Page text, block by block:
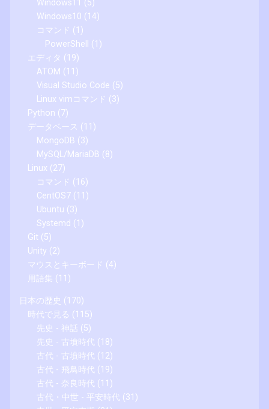
Windows11
(5)
Windows10 (14)
コマンド (1)
PowerShell
(1)
エディタ (19)
ATOM (11)
Visual Studio Code (5)
Linux vimコマンド (3)
Python (7)
データベース (11)
MongoDB (3)
MySQL/MariaDB (8)
Linux (27)
コマンド (16)
CentOS7(11)
Ubuntu (3)
Systemd (1)
Git (5)
Unity (2)
マウスとキーボード (4)
用語集 (11)
日本の歴史 (170)
時代で見る (115)
先史 - 神話 (5)
先史 - 古墳時代 (18)
古代 - 古墳時代 (12)
古代 - 飛鳥時代 (19)
古代 - 奈良時代 (11)
古代・中世 - 平安時代 (31)